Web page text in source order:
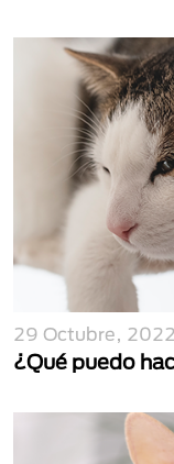
29 Octubre, 2022
¿Qué puedo